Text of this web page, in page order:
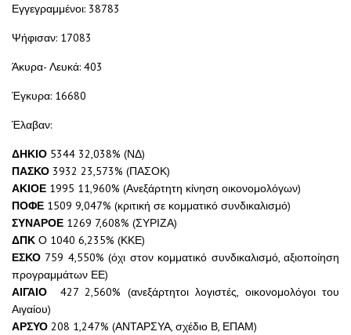
Εγγεγραμμένοι: 38783
Ψήφισαν: 17083
Άκυρα- Λευκά: 403
Έγκυρα: 16680
Έλαβαν:
ΔΗΚΙΟ 5344 32,038% (ΝΔ)
ΠΑΣΚΟ 3932 23,573% (ΠΑΣΟΚ)
ΑΚΙΟΕ 1995 11,960% (Ανεξάρτητη κίνηση οικονομολόγων)
ΠΟΦΕ 1509 9,047% (κριτική σε κομματικό συνδικαλισμό)
ΣΥΝΑΡΟΕ 1269 7,608% (ΣΥΡΙΖΑ)
ΔΠΚ Ο 1040 6,235% (ΚΚΕ)
ΕΣΚΟ 759 4,550% (όχι στον κομματικό συνδικαλισμό, αξιοποίηση
προγραμμάτων ΕΕ)
ΑΙΓΑΙΟ 427 2,560% (ανεξάρτητοι λογιστές, οικονομολόγοι του
Αιγαίου)
ΑΡΣΥΟ 208 1,247% (ΑΝΤΑΡΣΥΑ, σχέδιο Β, ΕΠΑΜ)